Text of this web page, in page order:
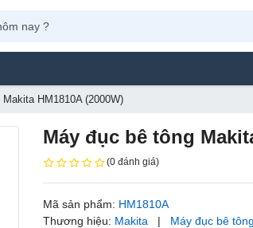
HM1810A (2000W)
Máy đục bê tông
(0 đánh giá)
Mã sản phẩm: HM1810A
Thương hiệu: Makita | Máy đục bê tông